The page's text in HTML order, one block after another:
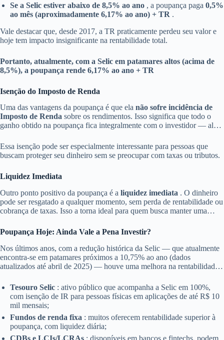
Se a Selic estiver abaixo de 8,5% ao ano , a poupança paga 0,5%
ao mês (aproximadamente 6,17% ao ano) + TR .
Vale destacar que, desde 2017, a TR praticamente perdeu seu valor e
hoje tem impacto insignificante na rentabilidade total.
Portanto, atualmente, com a Selic em patamares altos (acima de
8,5%), a poupança rende 6,17% ao ano + TR
Isenção do Imposto de Renda
Uma das vantagens da poupança é que ela não sofre incidência de
Imposto de Renda sobre os rendimentos. Isso significa que todo o
ganho obtido na poupança fica integralmente com o investidor — algo
alíquotas de IR regressivas conforme o prazo da aplicação.
Essa isenção pode ser especialmente interessante para pessoas que
buscam proteger seu dinheiro sem se preocupar com taxas ou tributos.
Liquidez Imediata
Outro ponto positivo da poupança é a liquidez imediata . O dinheiro
pode ser resgatado a qualquer momento, sem perda de rentabilidade ou
cobrança de taxas. Isso a torna ideal para quem busca manter uma
que seu dinheiro está seguro e disponível quando necessário.
Poupança Hoje: Ainda Vale a Pena Investir?
Nos últimos anos, com a redução histórica da Selic — que atualmente
encontra-se em patamares próximos a 10,75% ao ano (dados
atualizados até abril de 2025) — houve uma melhora na rentabilidade
que oferecem melhores retornos, como:
Tesouro Selic : ativo público que acompanha a Selic em 100%,
com isenção de IR para pessoas físicas em aplicações de até R$ 10
mil mensais;
Fundos de renda fixa : muitos oferecem rentabilidade superior à
poupança, com liquidez diária;
CDBs e LCIs/LCRAs : disponíveis em bancos e fintechs, podem